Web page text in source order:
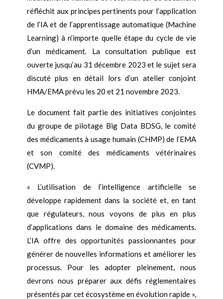
réfléchit aux principes pertinents pour l’application
de l’IA et de l’apprentissage automatique (Machine
Learning) à n’importe quelle étape du cycle de vie
d’un médicament. La consultation publique est
ouverte jusqu’au 31 décembre 2023 et le sujet sera
discuté plus en détail lors d’un atelier conjoint
HMA/EMA prévu les 20 et 21 novembre 2023.
Le document fait partie des initiatives conjointes
du groupe de pilotage Big Data BDSG, le comité
des médicaments à usage humain (CHMP) de l’EMA
et son comité des médicaments vétérinaires
(CVMP).
« L’utilisation de l’intelligence artificielle se
développe rapidement dans la société et, en tant
que régulateurs, nous voyons de plus en plus
d’applications dans le domaine des médicaments.
L’IA offre des opportunités passionnantes pour
générer de nouvelles informations et améliorer les
processus. Pour les adopter pleinement, nous
devrons nous préparer aux défis réglementaires
présentés par cet écosystème en évolution rapide »,